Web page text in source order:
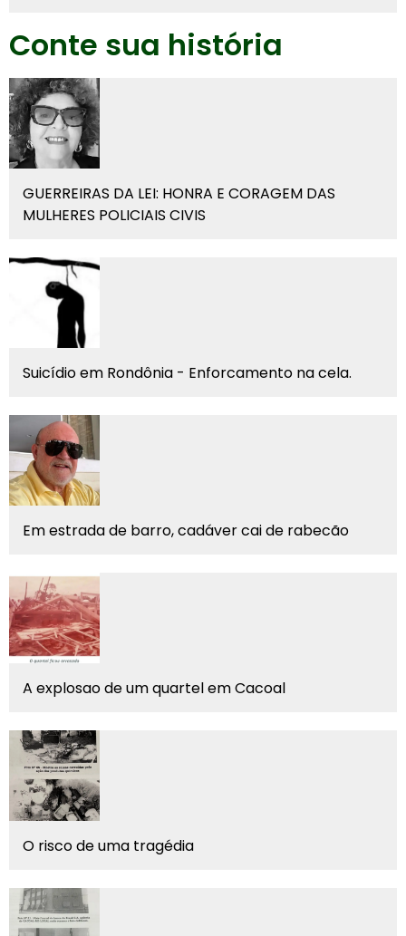
Conte sua história
GUERREIRAS DA LEI: HONRA E CORAGEM DAS
MULHERES POLICIAIS CIVIS
Suicídio em Rondônia - Enforcamento na cela.
Em estrada de barro, cadáver cai de rabecão
A explosao de um quartel em Cacoal
O risco de uma tragédia